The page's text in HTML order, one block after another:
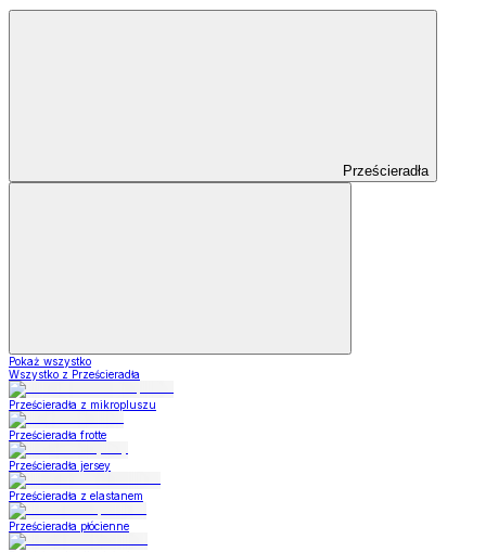
Prześcieradła
Pokaż wszystko
Wszystko z Prześcieradła
Prześcieradła z mikropluszu
Prześcieradła frotte
Prześcieradła jersey
Prześcieradła z elastanem
Prześcieradła płócienne